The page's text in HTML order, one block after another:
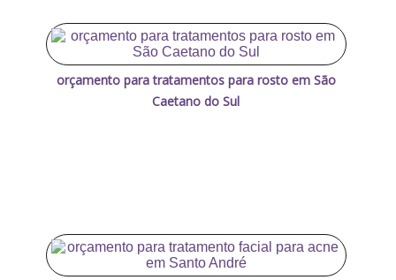
orçamento para tratamentos para rosto em São
Caetano do Sul